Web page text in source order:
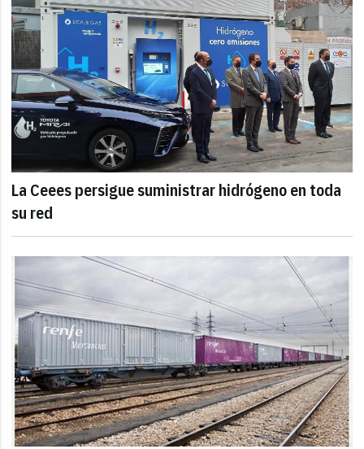
La Ceees persigue suministrar hidrógeno en toda
su red